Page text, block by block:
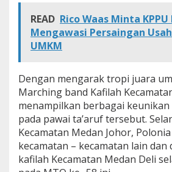
e
s
a
P
a
w
a
i
T
a
READ Rico Waas Minta
Mengawasi Persaingan
UMKM
Dengan mengarak tropi juara
Marching band Kafilah
menampilkan berbagai
pada pawai ta’aruf tersebut.
Kecamatan Medan Johor,
kecamatan – kecamatan lain
kafilah Kecamatan Medan Deli